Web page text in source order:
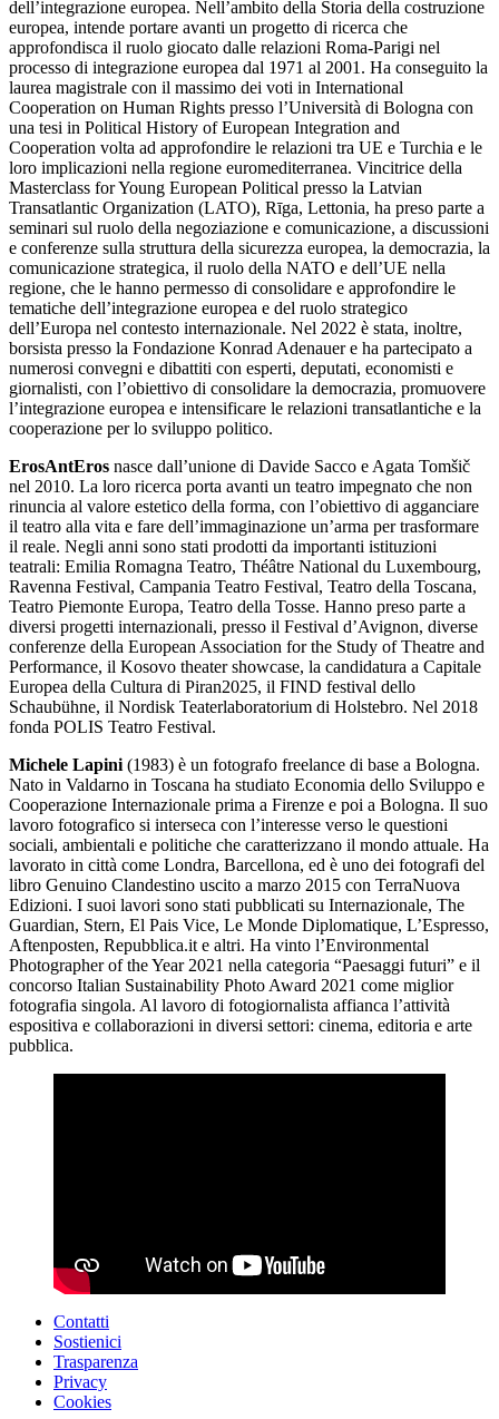
dell’integrazione europea. Nell’ambito della Storia della costruzione
europea, intende portare avanti un progetto di ricerca che
approfondisca il ruolo giocato dalle relazioni Roma-Parigi nel
processo di integrazione europea dal 1971 al 2001. Ha conseguito la
laurea magistrale con il massimo dei voti in International
Cooperation on Human Rights presso l’Università di Bologna con
una tesi in Political History of European Integration and
Cooperation volta ad approfondire le relazioni tra UE e Turchia e le
loro implicazioni nella regione euromediterranea. Vincitrice della
Masterclass for Young European Political presso la Latvian
Transatlantic Organization (LATO), Rīga, Lettonia, ha preso parte a
seminari sul ruolo della negoziazione e comunicazione, a discussioni
e conferenze sulla struttura della sicurezza europea, la democrazia, la
comunicazione strategica, il ruolo della NATO e dell’UE nella
regione, che le hanno permesso di consolidare e approfondire le
tematiche dell’integrazione europea e del ruolo strategico
dell’Europa nel contesto internazionale. Nel 2022 è stata, inoltre,
borsista presso la Fondazione Konrad Adenauer e ha partecipato a
numerosi convegni e dibattiti con esperti, deputati, economisti e
giornalisti, con l’obiettivo di consolidare la democrazia, promuovere
l’integrazione europea e intensificare le relazioni transatlantiche e la
cooperazione per lo sviluppo politico.
ErosAntEros nasce dall’unione di Davide Sacco e Agata Tomšič
nel 2010. La loro ricerca porta avanti un teatro impegnato che non
rinuncia al valore estetico della forma, con l’obiettivo di agganciare
il teatro alla vita e fare dell’immaginazione un’arma per trasformare
il reale. Negli anni sono stati prodotti da importanti istituzioni
teatrali: Emilia Romagna Teatro, Théâtre National du Luxembourg,
Ravenna Festival, Campania Teatro Festival, Teatro della Toscana,
Teatro Piemonte Europa, Teatro della Tosse. Hanno preso parte a
diversi progetti internazionali, presso il Festival d’Avignon, diverse
conferenze della European Association for the Study of Theatre and
Performance, il Kosovo theater showcase, la candidatura a Capitale
Europea della Cultura di Piran2025, il FIND festival dello
Schaubühne, il Nordisk Teaterlaboratorium di Holstebro. Nel 2018
fonda POLIS Teatro Festival.
Michele Lapini (1983) è un fotografo freelance di base a Bologna.
Nato in Valdarno in Toscana ha studiato Economia dello Sviluppo e
Cooperazione Internazionale prima a Firenze e poi a Bologna. Il suo
lavoro fotografico si interseca con l’interesse verso le questioni
sociali, ambientali e politiche che caratterizzano il mondo attuale. Ha
lavorato in città come Londra, Barcellona, ed è uno dei fotografi del
libro Genuino Clandestino uscito a marzo 2015 con TerraNuova
Edizioni. I suoi lavori sono stati pubblicati su Internazionale, The
Guardian, Stern, El Pais Vice, Le Monde Diplomatique, L’Espresso,
Aftenposten, Repubblica.it e altri. Ha vinto l’Environmental
Photographer of the Year 2021 nella categoria “Paesaggi futuri” e il
concorso Italian Sustainability Photo Award 2021 come miglior
fotografia singola. Al lavoro di fotogiornalista affianca l’attività
espositiva e collaborazioni in diversi settori: cinema, editoria e arte
pubblica.
Contatti
Sostienici
Trasparenza
Privacy
Cookies